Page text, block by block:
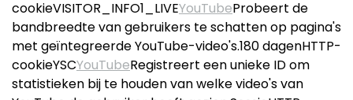
cookieVISITOR_INFO1_LIVEYouTubeProbeert de
bandbreedte van gebruikers te schatten op pagina's
met geïntegreerde YouTube-video's.180 dagenHTTP-
cookieYSCYouTubeRegistreert een unieke ID om
statistieken bij te houden van welke video's van